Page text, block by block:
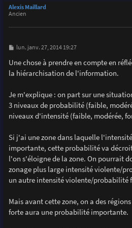
Alexis Maillard
Ancien
M
s
s
a
lun. janv. 27, 2014 19:27
Une chose à prendre en compte en
la hiérarchisation de l'information.
Je m'explique : on part sur une
3 niveaux de probabilité (faible,
niveaux d'intensité (faible, modérée,
Si j'ai une zone dans laquelle
importante, cette probabilité va
l'on s'éloigne de la zone. On pourrait
zonage plus large intensité violente/
un autre intensité violente/probabilité
Mais avant cette zone, on a des
forte aura une probabilité importante.